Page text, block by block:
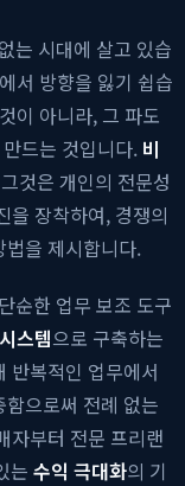
는 시대에 살고 있습
서 방향을 잃기 쉽습
이 아니라, 그 파도
드는 것입니다. 비
것은 개인의 전문성
을 장착하여, 경쟁의
을 제시합니다.
순한 업무 보조 도구
스템으로 구축하는
반복적인 업무에서
으로써 전례 없는
자부터 전문 프리랜
는 수익 극대화의 기